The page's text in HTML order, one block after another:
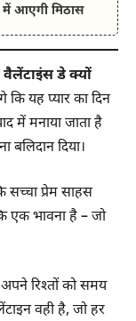
आएगी मिठास
वैलेंटाइंस डे क्यों
यह प्यार का दिन
में मनाया जाता है
बलिदान दिया।
सच्चा प्रेम साहस
एक भावना है – जो
रिश्तों को समय
वही है, जो हर